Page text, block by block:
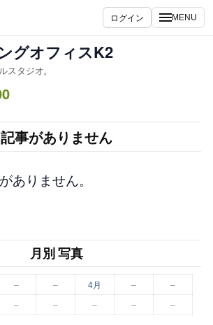
ログイン MENU
グオフィスK2
スタジオ。
記事がありません
ありません。
月別 写真
– – 4月 –
–
– – – – –